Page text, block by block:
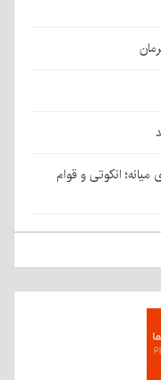
انکوتی و قوام